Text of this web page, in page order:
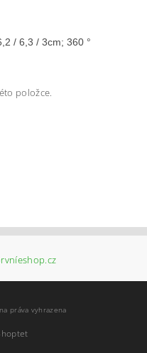
/ 6,3 / 3cm; 360 °
položce.
práva vyhrazena